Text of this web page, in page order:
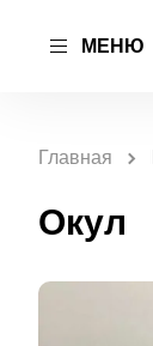
МЕНЮ
Главная
Окул